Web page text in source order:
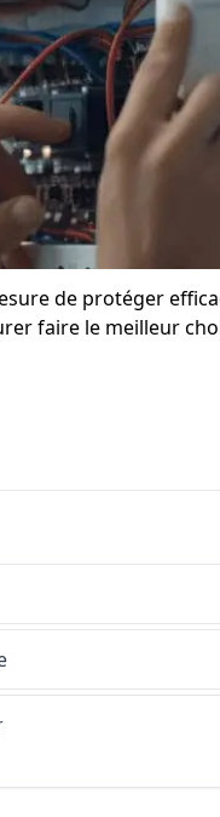
de protéger
faire le meilleur
de-Haute-Provence